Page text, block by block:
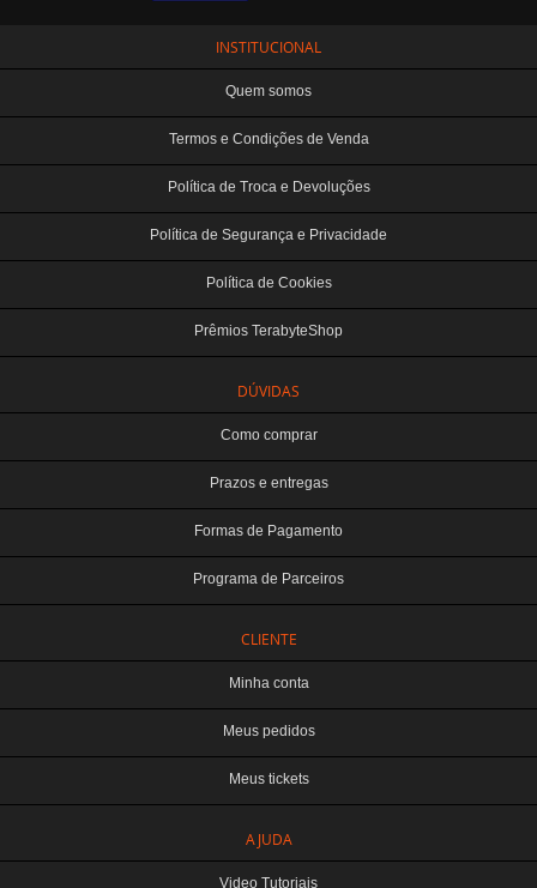
INSTITUCIONAL
Quem somos
Termos e Condições de Venda
Política de Troca e Devoluções
Política de Segurança e Privacidade
Política de Cookies
Prêmios TerabyteShop
DÚVIDAS
Como comprar
Prazos e entregas
Formas de Pagamento
Programa de Parceiros
CLIENTE
Minha conta
Meus pedidos
Meus tickets
AJUDA
Video Tutoriais
TERABYTE ATACADO E VAREJO DE PRODUTOS DE INFORMATICA LTDA
CNPJ: 07.993.973/0001-18 | Curitiba-PR